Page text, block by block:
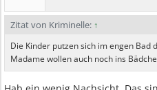
Zitat von Kriminelle: ↑
Die Kinder putzen sich im engen Bad
Madame wollen auch noch ins